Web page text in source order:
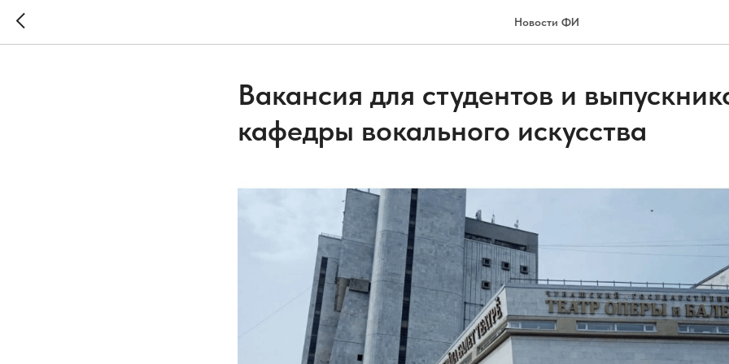
Новости ФИ
Вакансия для студентов и
кафедры вокального искусства